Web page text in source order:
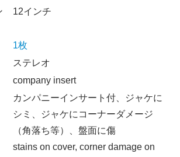
12インチ
1枚
ステレオ
company insert
カンパニーインサート付、ジャケに
シミ、ジャケにコーナーダメージ
（角落ち等）、盤面に傷
stains on cover, corner damage on